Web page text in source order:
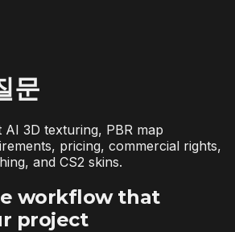
문
3D texturing, PBR map
pricing, commercial rights,
and CS2 skins.
workflow that
project